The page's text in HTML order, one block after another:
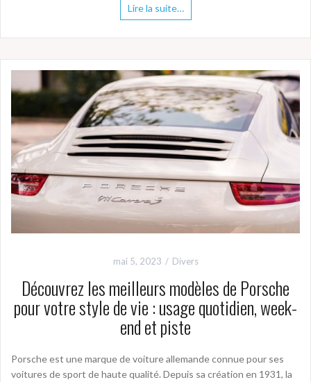
Lire la suite…
mai 5, 2023 Divers
Découvrez les meilleurs modèles de Porsche
pour votre style de vie : usage quotidien, week-
end et piste
Porsche est une marque de voiture allemande connue pour ses
voitures de sport de haute qualité. Depuis sa création en 1931, la